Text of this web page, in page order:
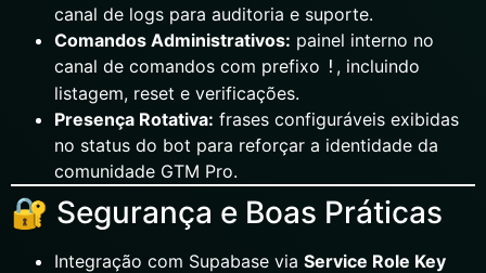
canal de logs para auditoria e suporte.
Comandos Administrativos: painel interno no
canal de comandos com prefixo ! , incluindo
listagem, reset e verificações.
Presença Rotativa: frases configuráveis exibidas
no status do bot para reforçar a identidade da
comunidade GTM Pro.
🔐 Segurança e Boas Práticas
Integração com Supabase via Service Role Key